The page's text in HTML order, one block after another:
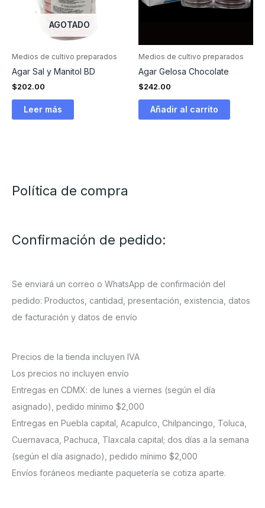
AGOTADO
Medios de cultivo preparados
Agar Sal y Manitol BD
$202.00
Leer más
Medios de cultivo preparados
Agar Gelosa Chocolate
$242.00
Añadir al carrito
Política de compra
Confirmación de pedido:
Se enviará un correo o WhatsApp de confirmación del
pedido: Productos, cantidad, presentación, existencia, datos
de facturación y datos de envío
Precios de la tienda incluyen IVA
Los precios no incluyen envío
Entregas en CDMX: de lunes a viernes (según el día
asignado), pedido mínimo $2,000
Entregas en Puebla capital, Acapulco, Chilpancingo, Toluca,
Cuernavaca, Pachuca, Tlaxcala capital; dos días a la semana
(según el día asignado), pedido mínimo $2,000
Envíos foráneos mediante paquetería se cotiza aparte.